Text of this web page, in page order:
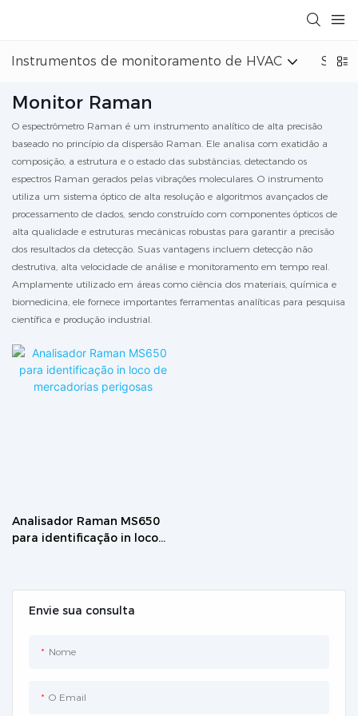
Instrumentos de monitoramento de HVAC
Monitor Raman
O espectrômetro Raman é um instrumento analítico de alta precisão
baseado no princípio da dispersão Raman. Ele analisa com exatidão a
composição, a estrutura e o estado das substâncias, detectando os
espectros Raman gerados pelas vibrações moleculares. O instrumento
utiliza um sistema óptico de alta resolução e algoritmos avançados de
processamento de dados, sendo construído com componentes ópticos de
alta qualidade e estruturas mecânicas robustas para garantir a precisão
dos resultados da detecção. Suas vantagens incluem detecção não
destrutiva, alta velocidade de análise e monitoramento em tempo real.
Amplamente utilizado em áreas como ciência dos materiais, química e
biomedicina, ele fornece importantes ferramentas analíticas para pesquisa
científica e produção industrial.
Envie sua consulta
Nome
O Email
Analisador Raman MS650
para identificação in loco